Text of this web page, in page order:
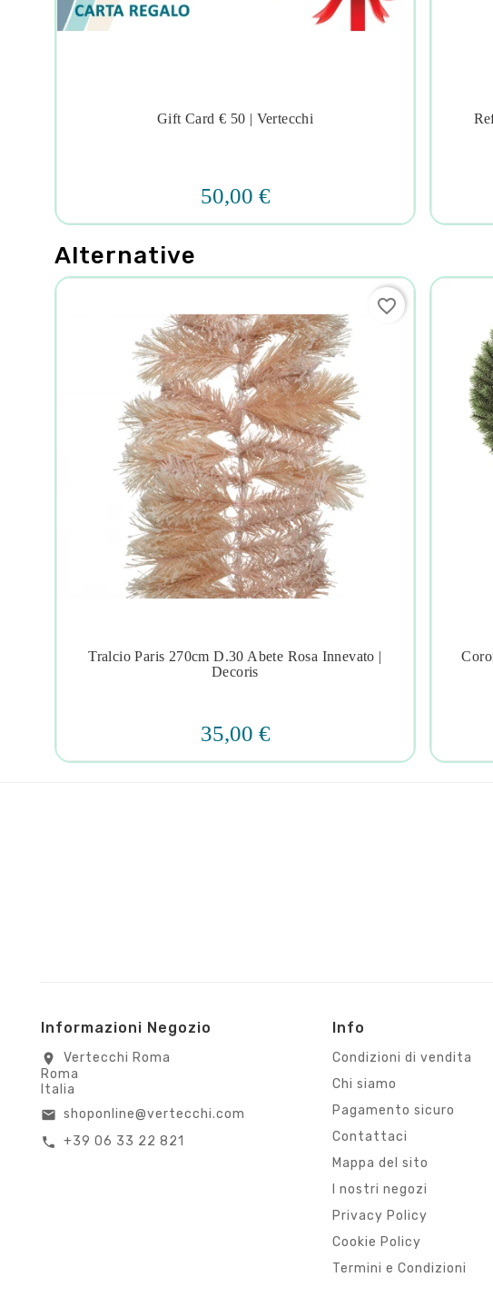

Gift Card € 50 | Vertecchi
50,00 €
Alternative
 
Tralcio Paris 270cm D.30 Abete Rosa Innevato |
Decoris
35,00 €
favorite_border
Informazioni Negozio
location_on
Vertecchi Roma
Roma
Italia
email shoponline@vertecchi.com
call +39 06 33 22 821
Info
Condizioni di vendita
Chi siamo
Pagamento sicuro
Contattaci
Mappa del sito
I nostri negozi
Privacy Policy
Cookie Policy
Termini e Condizioni